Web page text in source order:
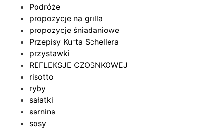
Podróże
propozycje na grilla
propozycje śniadaniowe
Przepisy Kurta Schellera
przystawki
REFLEKSJE CZOSNKOWEJ
risotto
ryby
sałatki
sarnina
sosy